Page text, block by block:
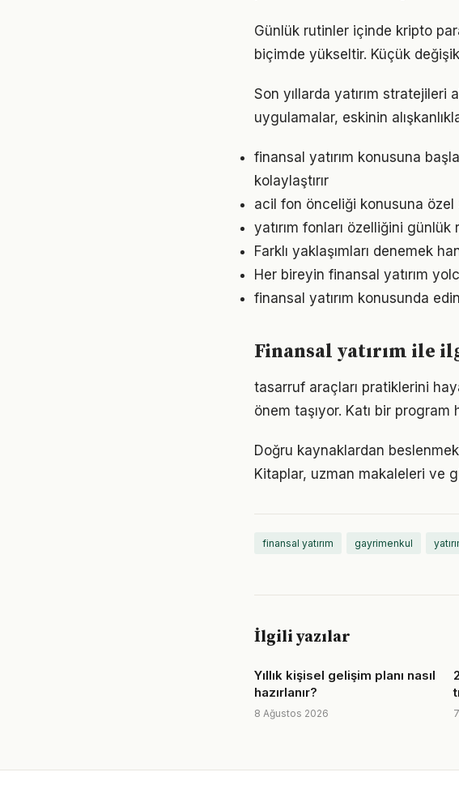
Günlük rutinler içinde kripto
biçimde yükseltir. Küçük
Son yıllarda yatırım stratejileri
uygulamalar, eskinin
finansal yatırım konusuna
kolaylaştırır
acil fon önceliği konusuna özel
yatırım fonları özelliğini
Farklı yaklaşımları denemek
Her bireyin finansal yatırım
finansal yatırım konusunda
Finansal yatırım ile
tasarruf araçları pratiklerini
önem taşıyor. Katı bir
Doğru kaynaklardan
Kitaplar, uzman makaleleri ve
finansal yatırım gayrimenkul
İlgili yazılar
Yıllık kişisel gelişim planı nasıl
hazırlanır?
8 Ağustos 2026